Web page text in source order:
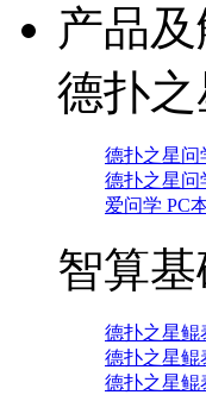
产品
德扑
德扑之星问
德扑之星问
爱问学 PC
智算
德扑之星鲲
德扑之星鲲
德扑之星鲲